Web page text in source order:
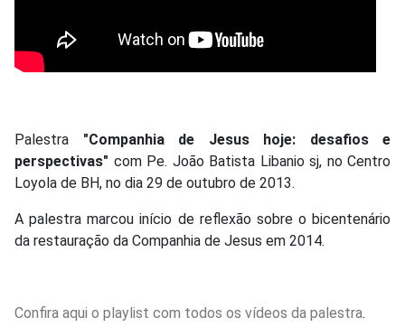
Palestra "Companhia de Jesus hoje: desafios e
perspectivas" com Pe. João Batista Libanio sj, no Centro
Loyola de BH, no dia 29 de outubro de 2013.
A palestra marcou início de reflexão sobre o bicentenário
da restauração da Companhia de Jesus em 2014.
Confira aqui o playlist com todos os vídeos da palestra.